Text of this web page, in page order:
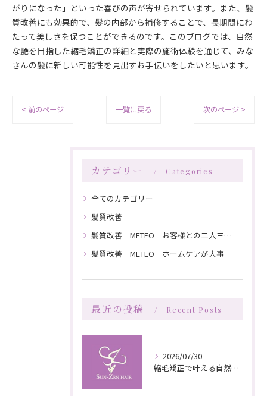
がりになった」といった喜びの声が寄せられています。また、髪
質改善にも効果的で、髪の内部から補修することで、長期間にわ
たって美しさを保つことができるのです。このブログでは、自然
な艶を目指した縮毛矯正の詳細と実際の施術体験を通じて、みな
さんの髪に新しい可能性を見出すお手伝いをしたいと思います。
< 前のページ 一覧に戻る 次のページ >
カテゴリー Categories
全てのカテゴリー
髪質改善
髪質改善 METEO お客様との二人三脚で髪を綺麗にしていく
髪質改善 METEO ホームケアが大事
最近の投稿 Recent Posts
2026/07/30
縮毛矯正で叶える自然な艶としなやかさの秘訣